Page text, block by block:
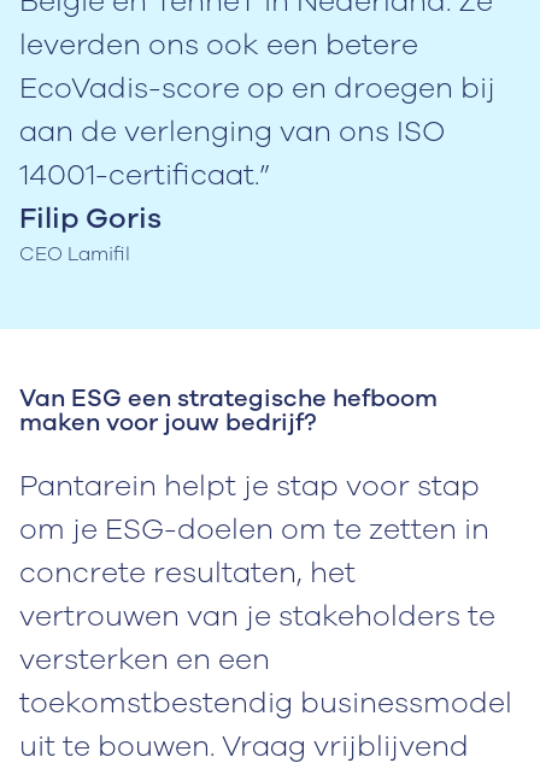
leverden ons ook een betere
EcoVadis-score op en droegen bij
aan de verlenging van ons ISO
14001-certificaat.”
Filip Goris
CEO Lamifil
Van ESG een strategische hefboom
maken voor jouw bedrijf?
Pantarein helpt je stap voor stap
om je ESG-doelen om te zetten in
concrete resultaten, het
vertrouwen van je stakeholders te
versterken en een
toekomstbestendig businessmodel
uit te bouwen. Vraag vrijblijvend